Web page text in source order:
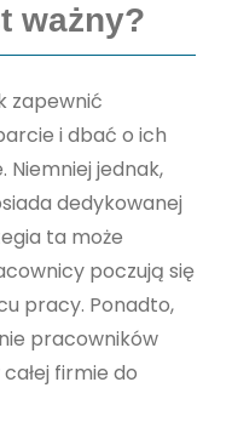
ważny?
zapewnić
i dbać o ich
Niemniej jednak,
dedykowanej
ta może
poczują się
pracy. Ponadto,
pracowników
firmie do